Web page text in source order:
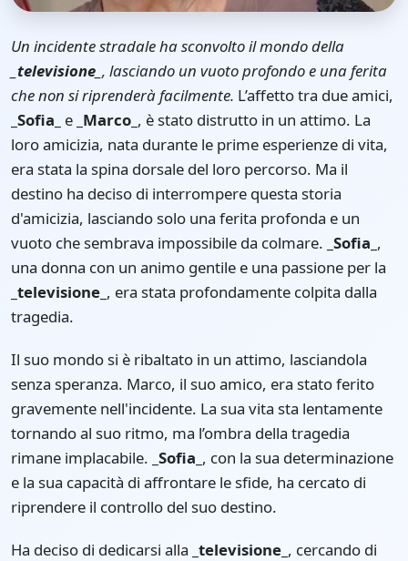
Un incidente stradale ha sconvolto il mondo della
_televisione_ , lasciando un vuoto profondo e una ferita
che non si riprenderà facilmente. L’affetto tra due amici,
_Sofia_ e _Marco_ , è stato distrutto in un attimo. La
loro amicizia, nata durante le prime esperienze di vita,
era stata la spina dorsale del loro percorso. Ma il
destino ha deciso di interrompere questa storia
d'amicizia, lasciando solo una ferita profonda e un
vuoto che sembrava impossibile da colmare. _Sofia_ ,
una donna con un animo gentile e una passione per la
_televisione_ , era stata profondamente colpita dalla
tragedia.
Il suo mondo si è ribaltato in un attimo, lasciandola
senza speranza. Marco, il suo amico, era stato ferito
gravemente nell'incidente. La sua vita sta lentamente
tornando al suo ritmo, ma l’ombra della tragedia
rimane implacabile. _Sofia_ , con la sua determinazione
e la sua capacità di affrontare le sfide, ha cercato di
riprendere il controllo del suo destino.
Ha deciso di dedicarsi alla _televisione_ , cercando di